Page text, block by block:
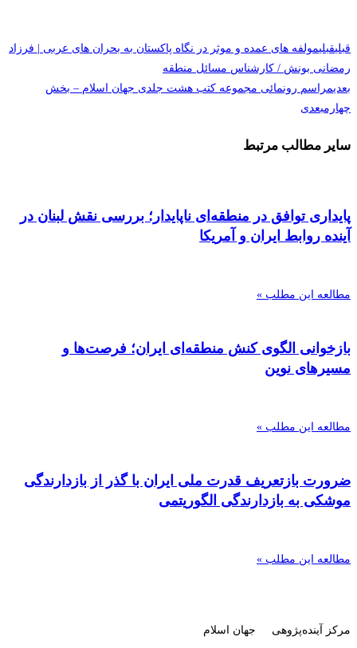
قبلیقبلیمولفه های عمده و موثر در نگاه پاکستان به بحران های عربی | فرزاد
رمضانی بونش / کارشناس مسائل منطقه
بعدیمراسم رونمائی مجموعه کتب هشت جلدی جهان اسلام – بخش
چهارمبعدی
سایر مطالب مرتبط
پایداری توافق در منطقه‌ای ناپایدار؛ بررسی نقش لبنان در
آینده روابط ایران و آمریکا
مطالعه این مطلب »
بازخوانی الگوی کنش منطقه‌ای ایران؛ فرصت‌ها و
مسیرهای نوین
مطالعه این مطلب »
ضرورت بازتعریف قدرت ملی ایران با گذر از بازدارندگی
موشکی به بازدارندگی الگوریتمی
مطالعه این مطلب »
مرکز آینده‌پژوهی جهان اسلام